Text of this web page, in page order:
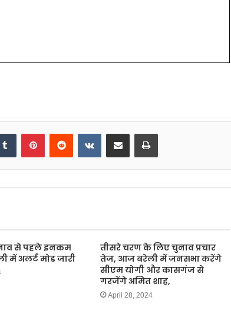
Tumblr PinterestReddit VKontakteShare via Email Print
से पहले इनकम
में अलर्ट मोड जारी
तीसरे चरण के लिए चुनाव प्रचार
तेज, आज बरेली में जनसभा करेंगे
सीएम योगी और कासगंज से
गरजेंगे अमित शाह,
April 28, 2024